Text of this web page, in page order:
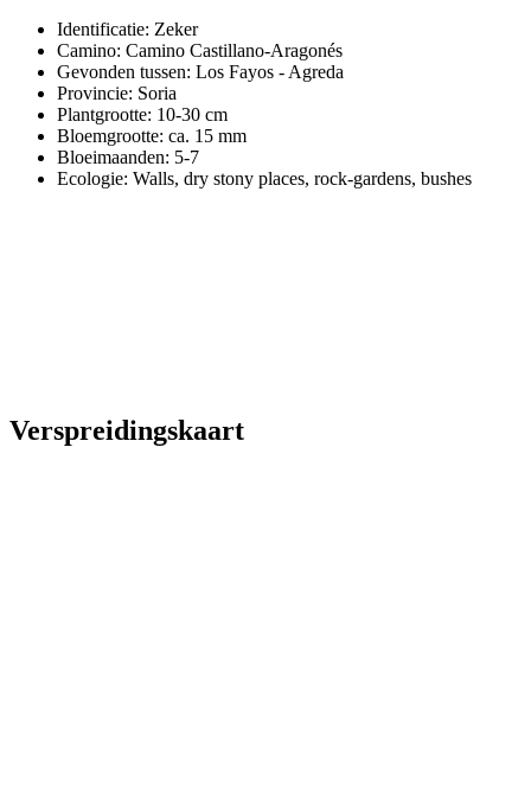
Identificatie: Zeker
Camino: Camino Castillano-Aragonés
Gevonden tussen: Los Fayos - Agreda
Provincie: Soria
Plantgrootte: 10-30 cm
Bloemgrootte: ca. 15 mm
Bloeimaanden: 5-7
Ecologie: Walls, dry stony places, rock-gardens, bushes
Verspreidingskaart